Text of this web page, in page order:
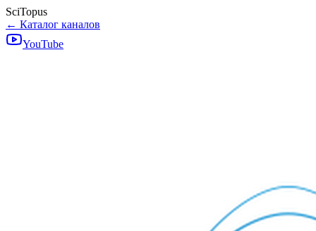
SciTopus
← Каталог каналов
YouTube